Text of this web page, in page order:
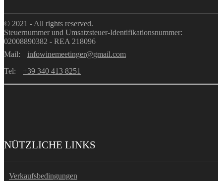
© 2021 - All rights reserved.
Steuernummer und Umsatzsteuer-Identifikationsnummer:
02008890382 - REA 218096
Mail:
infowinemeetinger@gmail.com
Tel:
+39 340 413 8251
NÜTZLICHE LINKS
Verkaufsbedingungen